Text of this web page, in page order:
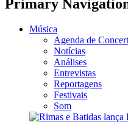
Primary
Música
Agenda de
Notícias
Análises
Entrevistas
Reportagens
Festivais
Som